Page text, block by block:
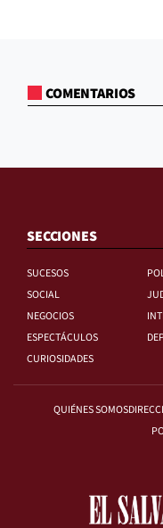
COMENTARIOS
SECCIONES
SUCESOS
SOCIAL
NEGOCIOS
ESPECTÁCULOS
CURIOSIDADES
QUIÉNES SOMOS